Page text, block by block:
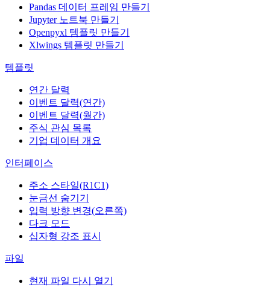
Pandas 데이터 프레임 만들기
Jupyter 노트북 만들기
Openpyxl 템플릿 만들기
Xlwings 템플릿 만들기
템플릿
연간 달력
이벤트 달력(연간)
이벤트 달력(월간)
주식 관심 목록
기업 데이터 개요
인터페이스
주소 스타일(R1C1)
눈금선 숨기기
입력 방향 변경(오른쪽)
다크 모드
십자형 강조 표시
파일
현재 파일 다시 열기